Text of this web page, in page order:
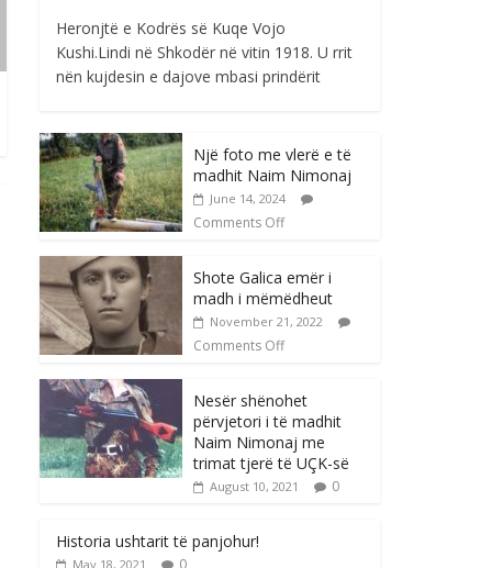
Heronjtë e Kodrës së Kuqe Vojo
Kushi.Lindi në Shkodër në vitin 1918. U rrit
nën kujdesin e dajove mbasi prindërit
Një foto me vlerë e të
madhit Naim Nimonaj
June 14, 2024
Comments Off
Shote Galica emër i
madh i mëmëdheut
November 21, 2022
Comments Off
Nesër shënohet
përvjetori i të madhit
Naim Nimonaj me
trimat tjerë të UÇK-së
August 10, 2021 0
Historia ushtarit të panjohur!
May 18, 2021